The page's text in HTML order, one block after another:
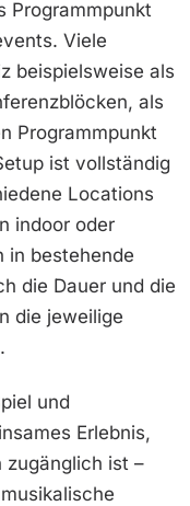
Programmpunkt
Viele
beispielsweise als
als
Programmpunkt
ist vollständig
Locations
indoor oder
in bestehende
die Dauer und die
die jeweilige
und
Erlebnis,
zugänglich ist –